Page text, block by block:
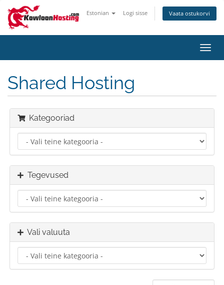
Estonian Logi sisse Vaata ostukorvi
Shared Hosting
Kategooriad
Tegevused
Vali valuuta